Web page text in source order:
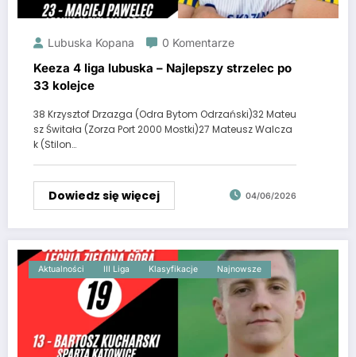
Lubuska Kopana 0 Komentarze
Keeza 4 liga lubuska – Najlepszy strzelec po
33 kolejce
38 Krzysztof Drzazga (Odra Bytom Odrzański)32 Mateu
sz Świtała (Zorza Port 2000 Mostki)27 Mateusz Walcza
k (Stilon…
Dowiedz się więcej 04/06/2026
Aktualności III Liga Klasyfikacje Najnowsze